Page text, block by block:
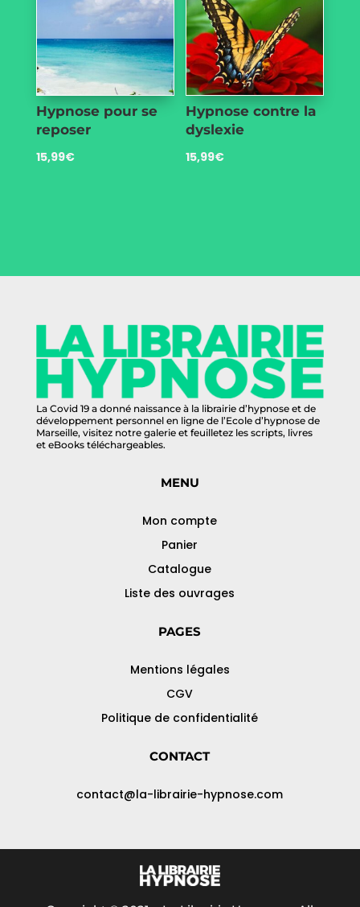
Hypnose pour se
reposer
15,99€
Hypnose contre la
dyslexie
15,99€
La Covid 19 a donné naissance à la librairie d’hypnose et de
développement personnel en ligne de l’Ecole d’hypnose de
Marseille, visitez notre galerie et feuilletez les scripts, livres
et eBooks téléchargeables.
MENU
Mon compte
Panier
Catalogue
Liste des ouvrages
PAGES
Mentions légales
CGV
Politique de confidentialité
CONTACT
contact@la-librairie-hypnose.com